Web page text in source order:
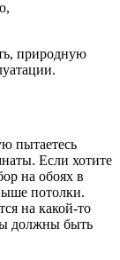
природную
пытаетесь
Если хотите
на обоях в
потолки.
на какой-то
должны быть